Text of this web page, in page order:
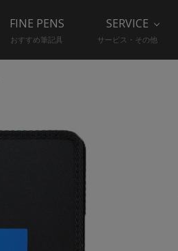
FINE PENS
おすすめ筆記具
SERVICE
サービス・その他